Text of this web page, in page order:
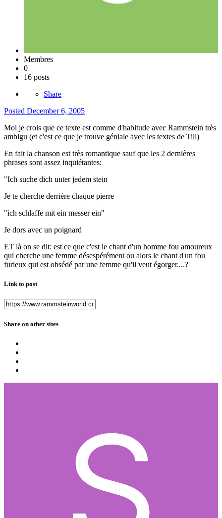
Membres
0
16 posts
Share
Posted December 6, 2005
Moi je crois que ce texte est comme d'habitude avec Rammstein très
ambigu (et c'est ce que je trouve géniale avec les textes de Till)
En fait la chanson est très romantique sauf que les 2 dernières
phrases sont assez inquiétantes:
"Ich suche dich unter jedem stein
Je te cherche derrière chaque pierre
"ich schlaffe mit ein messer ein"
Je dors avec un poignard
ET là on se dit: est ce que c'est le chant d'un homme fou amoureux
qui cherche une femme désespérément ou alors le chant d'un fou
furieux qui est obsédé par une femme qu'il veut égorger....?
Link to post
Share on other sites